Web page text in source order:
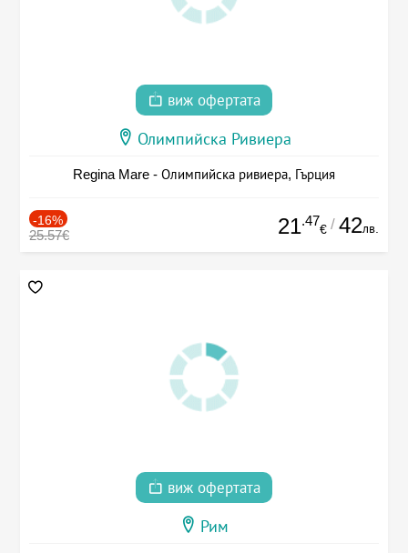
виж офертата
Олимпийска Ривиера
Regina Mare - Олимпийска ривиера, Гърция
-16%
25.57€ 21.47
€ / 42лв.
виж офертата
Рим